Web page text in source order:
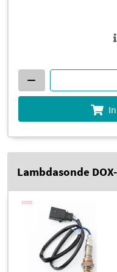
Lambdasonde